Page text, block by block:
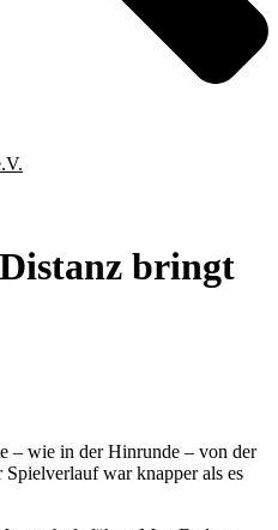
bringt
– wie in der Hinrunde – von der
war knapper als es